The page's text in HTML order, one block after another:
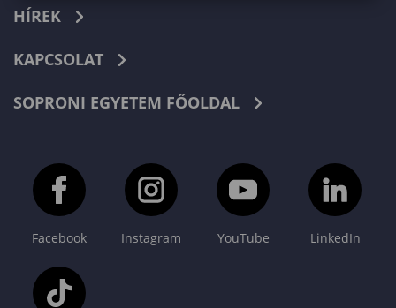
HÍREK
KAPCSOLAT
SOPRONI EGYETEM FŐOLDAL
Facebook Instagram YouTube LinkedIn